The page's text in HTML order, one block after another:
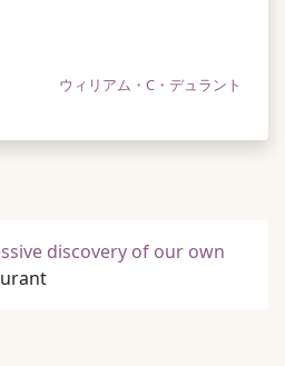
ウィリアム・C・デュラント
discovery of our own